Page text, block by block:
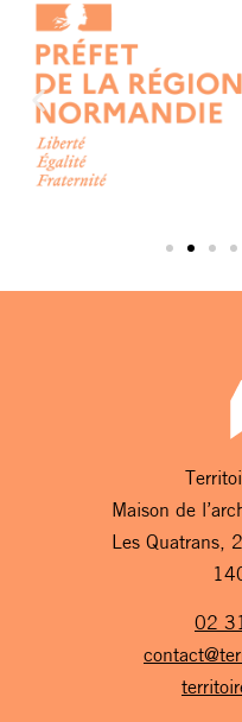
Maison de
Les Quatrans,
02